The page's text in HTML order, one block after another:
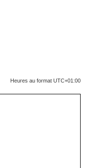
Heures au format UTC+01:00